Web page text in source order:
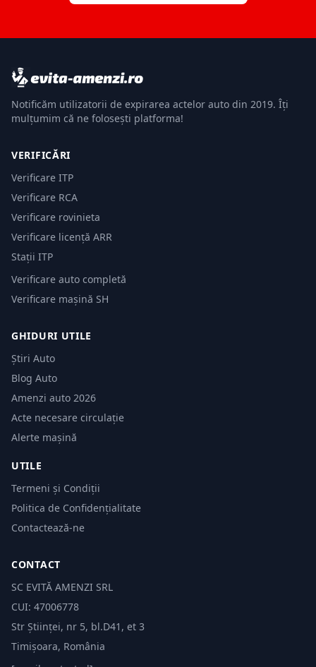
Notificăm utilizatorii de expirarea actelor auto din 2019. Îți
mulțumim că ne folosești platforma!
VERIFICĂRI
Verificare ITP
Verificare RCA
Verificare rovinieta
Verificare licență ARR
Stații ITP
Verificare auto completă
Verificare mașină SH
GHIDURI UTILE
Știri Auto
Blog Auto
Amenzi auto 2026
Acte necesare circulație
Alerte mașină
UTILE
Termeni și Condiții
Politica de Confidențialitate
Contactează-ne
CONTACT
SC EVITĂ AMENZI SRL
CUI: 47006778
Str Științei, nr 5, bl.D41, et 3
Timișoara, România